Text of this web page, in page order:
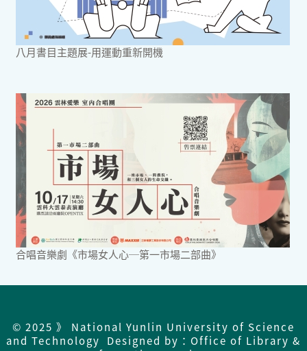
八月書目主題展-用運動重新開機
合唱音樂劇《市場女人心─第一市場二部曲》
© 2025 》 National Yunlin University of Science
and Technology Designed by：Office of Library &